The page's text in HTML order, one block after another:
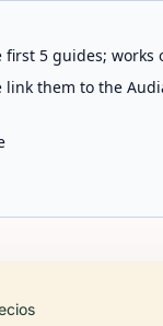
5 guides;
link them to the